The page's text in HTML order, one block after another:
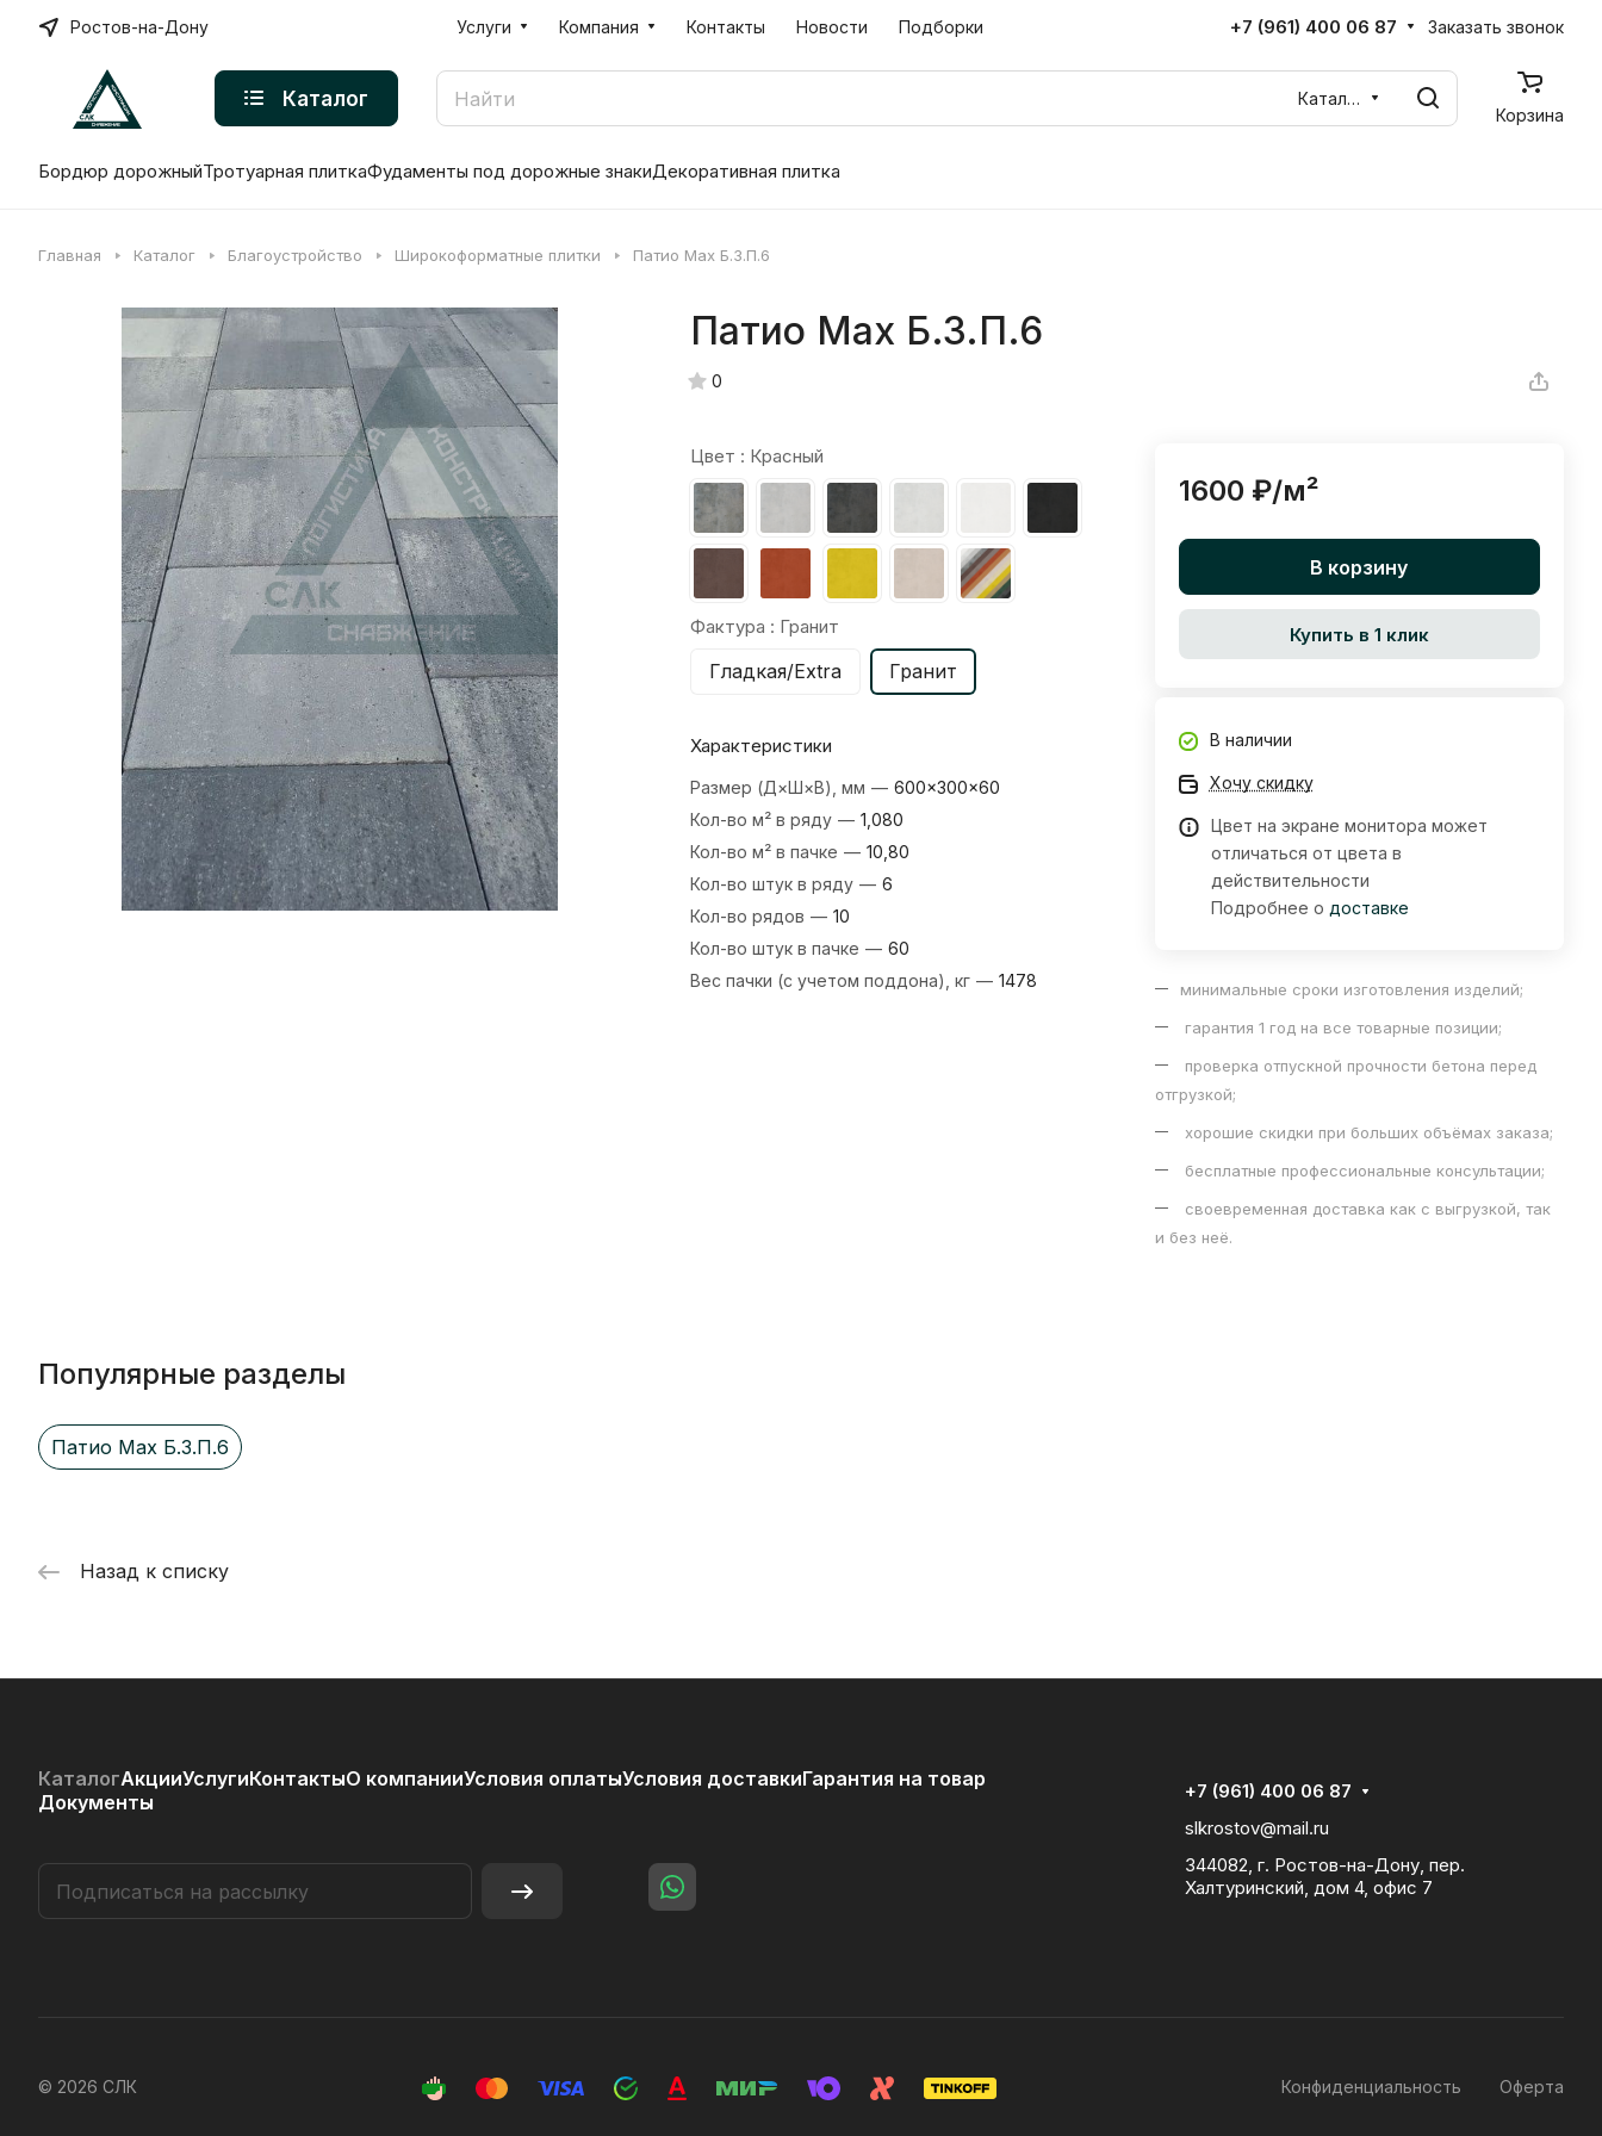
Ростов-на-Дону Услуги Компания Контакты Новости Подборки +7 (961) 400 06 87 Заказать звонок
Каталог
Каталог
Корзина
Бордюр дорожныйТротуарная плиткаФудаменты под дорожные знакиДекоративная плитка
Главная Каталог Благоустройство Широкоформатные плитки Патио Max Б.3.П.6
Патио Max Б.3.П.6
0
Цвет : Красный
Фактура : Гранит
Гладкая/Extra Гранит
Характеристики
Размер (Д×Ш×В), мм — 600×300×60
Кол-во м² в ряду — 1,080
Кол-во м² в пачке — 10,80
Кол-во штук в ряду — 6
Кол-во рядов — 10
Кол-во штук в пачке — 60
Вес пачки (с учетом поддона), кг — 1478
1600 ₽/м²
В корзину
Купить в 1 клик
В наличии
Хочу скидку
Цвет на экране монитора может
отличаться от цвета в
действительности
Подробнее о доставке
минимальные сроки изготовления изделий;
гарантия 1 год на все товарные позиции;
проверка отпускной прочности бетона перед
отгрузкой;
хорошие скидки при больших объёмах заказа;
бесплатные профессиональные консультации;
своевременная доставка как с выгрузкой, так
и без неё.
Популярные разделы
Патио Max Б.3.П.6
Назад к списку
КаталогАкцииУслугиКонтактыО компанииУсловия оплатыУсловия доставкиГарантия на товар
Документы
+7 (961) 400 06 87
slkrostov@mail.ru
344082, г. Ростов-на-Дону, пер.
Халтуринский, дом 4, офис 7
© 2026 СЛК Конфиденциальность Оферта